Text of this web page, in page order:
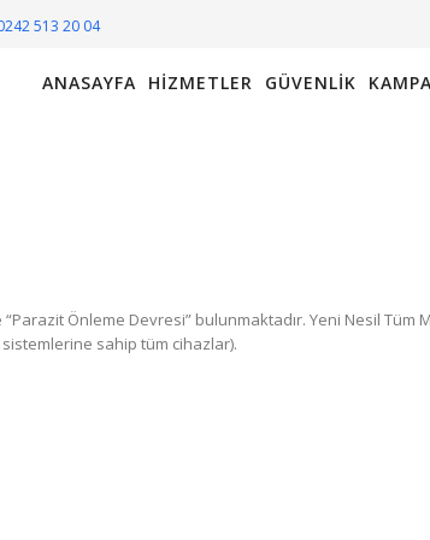
513 20 04
ANASAYFA HIZMETLER GÜVENLIK
Önleme Devresi” bulunmaktadır. Yeni Nesil Tüm
sahip tüm cihazlar).